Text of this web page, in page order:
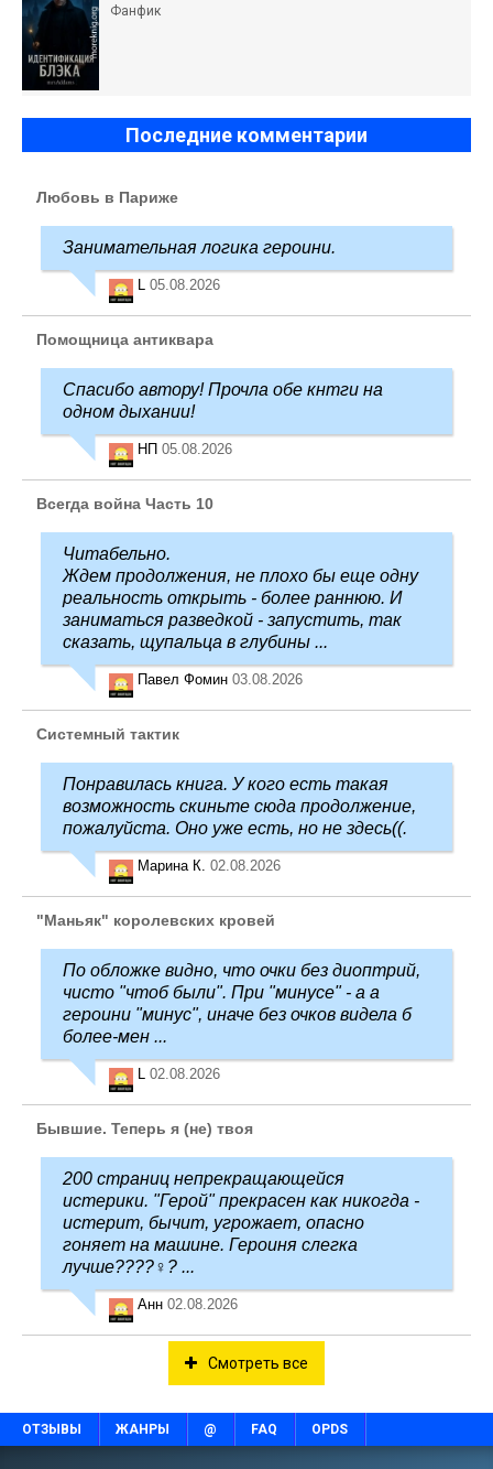
Фанфик
Последние комментарии
Любовь в Париже
Занимательная логика героини.
L 05.08.2026
Помощница антиквара
Спасибо автору! Прочла обе кнтги на
одном дыхании!
НП 05.08.2026
Всегда война Часть 10
Читабельно.
Ждем продолжения, не плохо бы еще одну
реальность открыть - более раннюю. И
заниматься разведкой - запустить, так
сказать, щупальца в глубины ...
Павел Фомин 03.08.2026
Системный тактик
Понравилась книга. У кого есть такая
возможность скиньте сюда продолжение,
пожалуйста. Оно уже есть, но не здесь((.
Марина К. 02.08.2026
"Маньяк" королевских кровей
По обложке видно, что очки без диоптрий,
чисто "чтоб были". При "минусе" - а а
героини "минус", иначе без очков видела б
более-мен ...
L 02.08.2026
Бывшие. Теперь я (не) твоя
200 страниц непрекращающейся
истерики. "Герой" прекрасен как никогда -
истерит, бычит, угрожает, опасно
гоняет на машине. Героиня слегка
лучше????‍♀️? ...
Анн 02.08.2026
Смотреть все
ОТЗЫВЫ ЖАНРЫ @ FAQ OPDS